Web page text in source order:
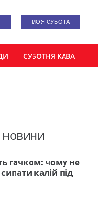
МОЯ СУБОТА
СУБОТНЯ КАВА
новини
гачком: чому не
калій під